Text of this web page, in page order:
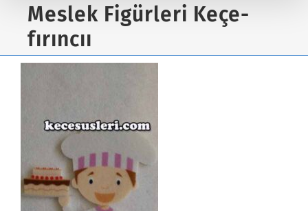
Meslek Figürleri Keçe-
fırıncıı